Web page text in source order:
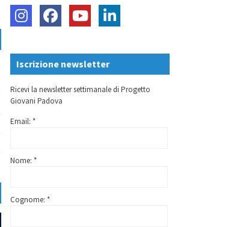
Iscrizione newsletter
Ricevi la newsletter settimanale di Progetto
Giovani Padova
Email: *
Nome: *
Cognome: *